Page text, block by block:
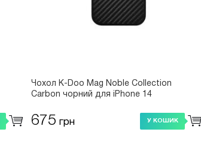
Чохол K-Doo Mag Noble Collection
Carbon чорний для iPhone 14
675 грн У КОШИК